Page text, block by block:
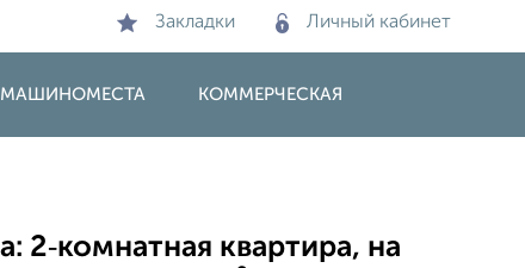
Закладки Личный кабинет
МАШИНОМЕСТА КОММЕРЧЕСКАЯ
2‑комнатная квартира, на